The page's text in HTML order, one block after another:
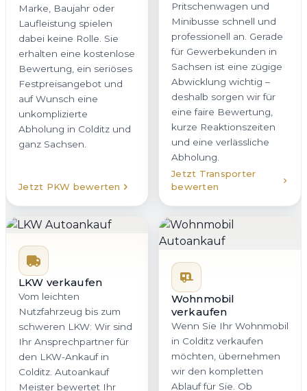
Marke, Baujahr oder
Laufleistung spielen
dabei keine Rolle. Sie
erhalten eine kostenlose
Bewertung, ein seriöses
Festpreisangebot und
auf Wunsch eine
unkomplizierte
Abholung in Colditz und
ganz Sachsen.
Jetzt PKW bewerten
Pritschenwagen und
Minibusse schnell und
professionell an. Gerade
für Gewerbekunden in
Sachsen ist eine zügige
Abwicklung wichtig –
deshalb sorgen wir für
eine faire Bewertung,
kurze Reaktionszeiten
und eine verlässliche
Abholung.
Jetzt Transporter
bewerten
LKW verkaufen
Vom leichten
Nutzfahrzeug bis zum
schweren LKW: Wir sind
Ihr Ansprechpartner für
den LKW-Ankauf in
Colditz. Autoankauf
Meister bewertet Ihr
Wohnmobil
verkaufen
Wenn Sie Ihr Wohnmobil
in Colditz verkaufen
möchten, übernehmen
wir den kompletten
Ablauf für Sie. Ob